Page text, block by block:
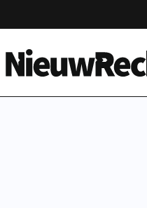
Homepage van NieuwRechts